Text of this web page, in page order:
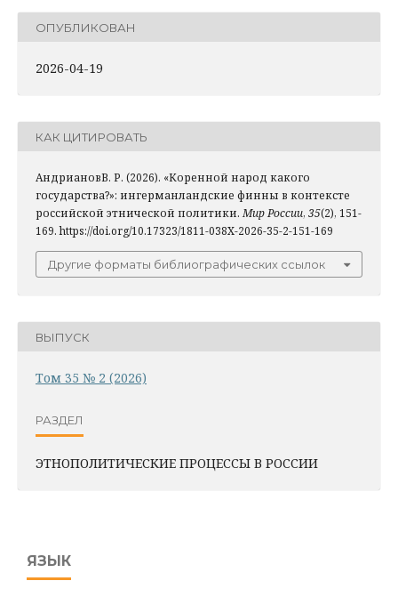
ОПУБЛИКОВАН
2026-04-19
КАК ЦИТИРОВАТЬ
АндриановВ. Р. (2026). «Коренной народ какого
государства?»: ингерманландские финны в контексте
российской этнической политики. Мир России, 35(2), 151-
169. https://doi.org/10.17323/1811-038X-2026-35-2-151-169
Другие форматы библиографических ссылок
ВЫПУСК
Том 35 № 2 (2026)
РАЗДЕЛ
ЭТНОПОЛИТИЧЕСКИЕ ПРОЦЕССЫ В РОССИИ
ЯЗЫК